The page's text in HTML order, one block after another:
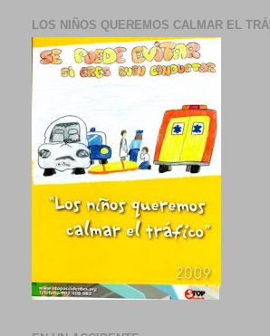
LOS NIÑOS QUEREMOS CALMAR EL